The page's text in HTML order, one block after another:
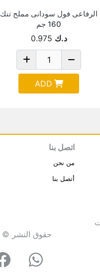
الرفاعى فول سودانى مملح تنك
160 جم
د.ك 0.975
ADD
اتصل بنا
من نحن
أتصل بنا
حقوق النشر © 2025 مجموعة العايش انترناشيونال . كل الحقوق محفوظة.